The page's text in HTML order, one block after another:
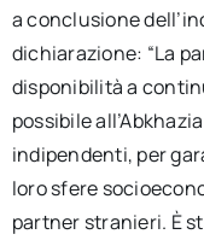
a conclusione
dichiarazione: “La
disponibilità a
possibile
indipendenti, per
loro sfere
partner stranieri. È